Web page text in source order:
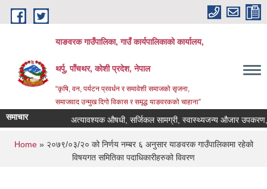
Skip to main content
याङवरक गाउँपालिका, गाउँ कार्यपालिकाको कार्यालय,
थर्पु, पाँचथर, कोशी प्रदेश, नेपाल
“कृषि, वन, पर्यटन प्रवर्धन र समावेशी समाजको सृजना,
समाजवाद उन्मुख दिगो विकास र समृद्ध याङवरकको चाहाना”
समाचार अत्यावश्यक औषधी, सर्जिकल सामग्री, स्वास्थ्यजन्य औजार उपकरण,
You are here
Home» २०७९/०३/२० को निर्णय नम्बर ६ अनुसार याङवरक गाउँपालिकामा रहेको
विषयगत समितिका पदाधिकारीहरुको विवरण